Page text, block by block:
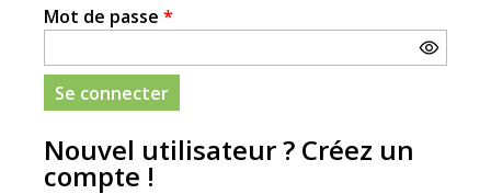
Mot de passe *
Nouvel utilisateur ? Créez un
compte !